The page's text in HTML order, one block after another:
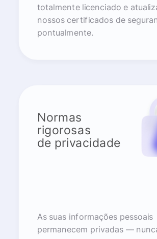
totalmente licenciado e
nossos certificados de
pontualmente.
Normas
rigorosas
de privacidade
As suas informações pessoais
permanecem privadas —